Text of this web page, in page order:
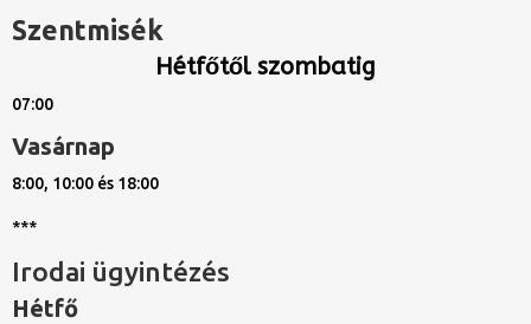
Szentmisék
Hétfőtől szombatig
07:00
Vasárnap
8:00, 10:00 és 18:00
***
Irodai ügyintézés
Hétfő